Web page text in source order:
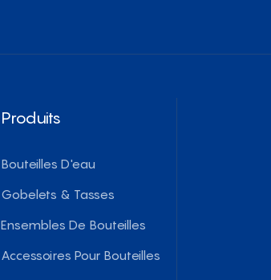
Produits
Bouteilles D'eau
Gobelets & Tasses
Ensembles De Bouteilles
Accessoires Pour Bouteilles